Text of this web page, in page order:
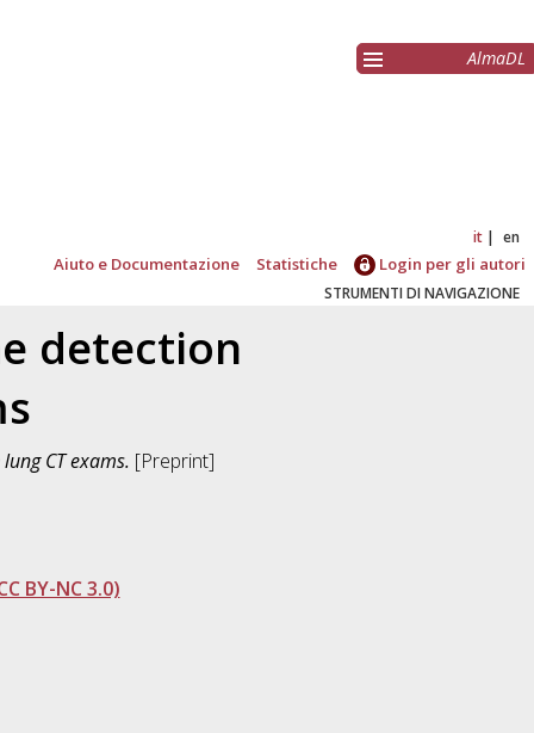
AlmaDL
it en
Aiuto e Documentazione Statistiche Login per gli autori
STRUMENTI DI NAVIGAZIONE
detection
CT exams. [Preprint]
BY-NC 3.0)